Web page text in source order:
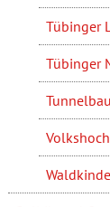
Tübinger
Tübinger